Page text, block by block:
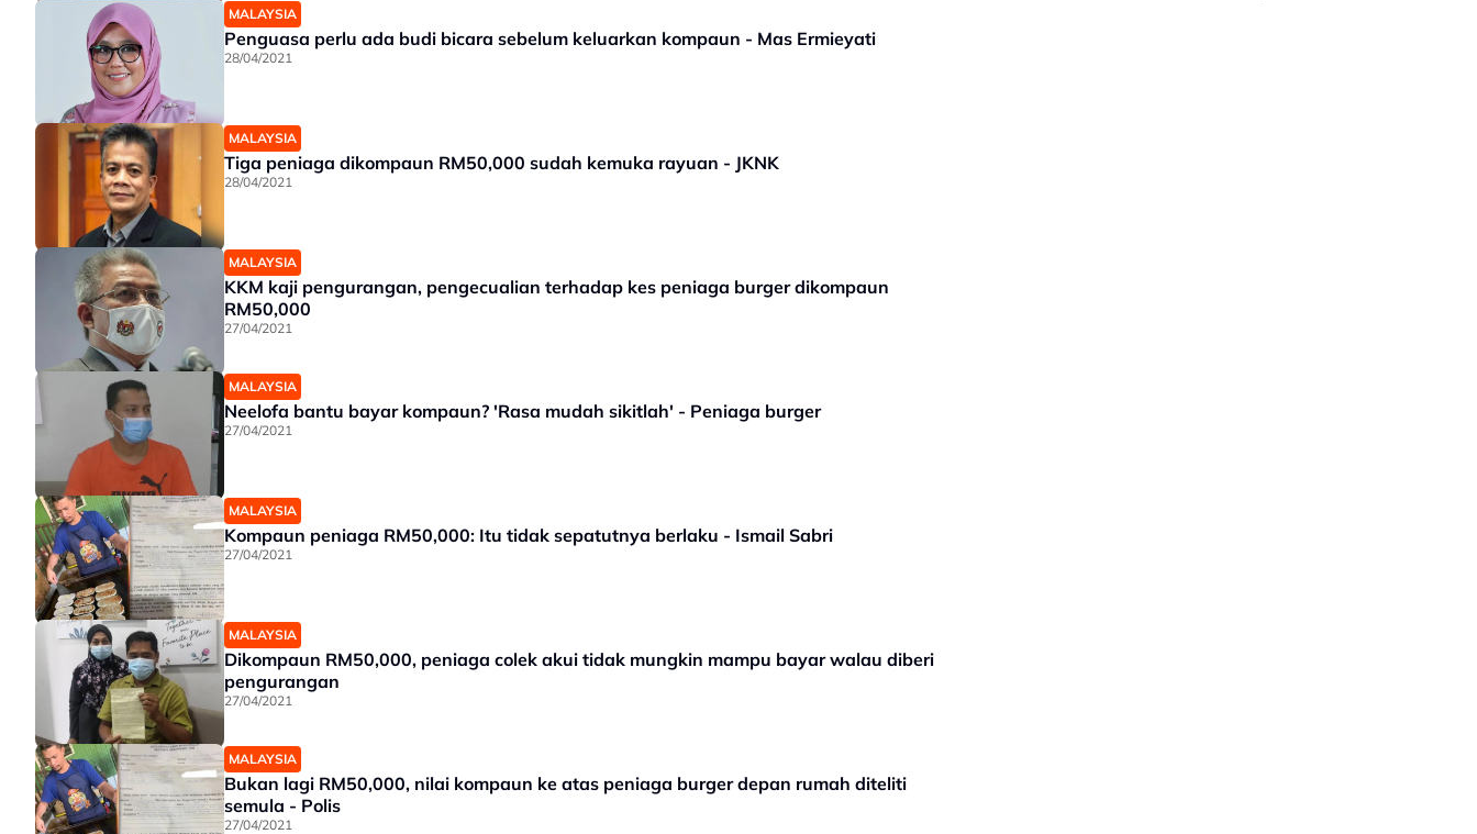
MALAYSIA
Penguasa perlu ada budi bicara sebelum keluarkan kompaun - Mas Ermieyati
28/04/2021
MALAYSIA
Tiga peniaga dikompaun RM50,000 sudah kemuka rayuan - JKNK
28/04/2021
MALAYSIA
KKM kaji pengurangan, pengecualian terhadap kes peniaga burger dikompaun
RM50,000
27/04/2021
MALAYSIA
Neelofa bantu bayar kompaun? 'Rasa mudah sikitlah' - Peniaga burger
27/04/2021
MALAYSIA
Kompaun peniaga RM50,000: Itu tidak sepatutnya berlaku - Ismail Sabri
27/04/2021
MALAYSIA
Dikompaun RM50,000, peniaga colek akui tidak mungkin mampu bayar walau diberi
pengurangan
27/04/2021
MALAYSIA
Bukan lagi RM50,000, nilai kompaun ke atas peniaga burger depan rumah diteliti
semula - Polis
27/04/2021